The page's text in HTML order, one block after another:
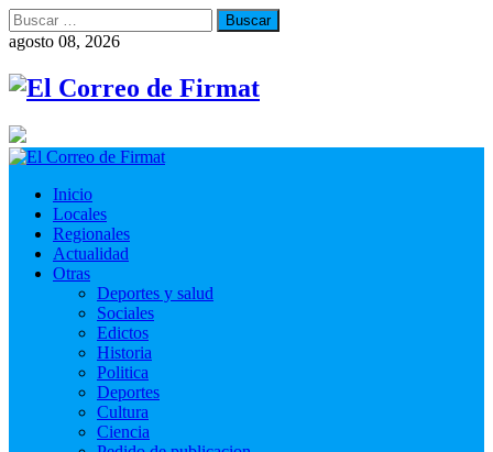
Buscar:
agosto 08, 2026
Inicio
Locales
Regionales
Actualidad
Otras
Deportes y salud
Sociales
Edictos
Historia
Politica
Deportes
Cultura
Ciencia